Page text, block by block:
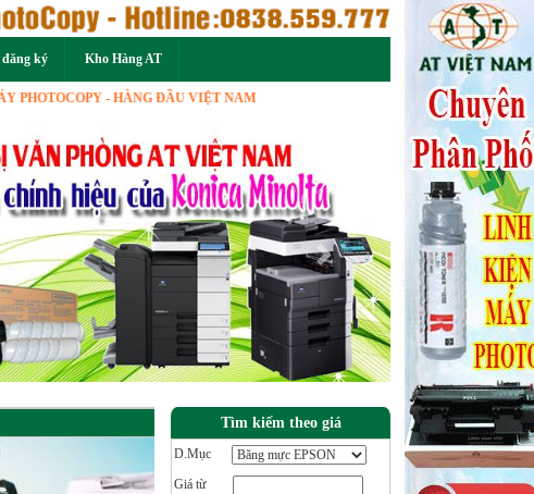
đăng ký Kho Hàng AT
- HÀNG ĐẦU VIỆT NAM
Next
Tìm kiếm theo giá
D.Mục
Giá từ